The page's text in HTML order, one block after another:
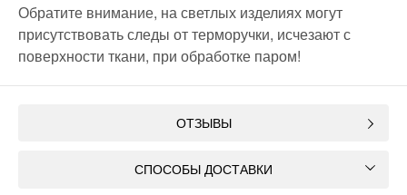
Обратите внимание, на светлых изделиях могут
присутствовать следы от терморучки, исчезают с
поверхности ткани, при обработке паром!
ОТЗЫВЫ
СПОСОБЫ ДОСТАВКИ